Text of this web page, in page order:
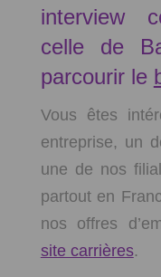
interview
celle de
parcourir le
Vous êtes
entreprise, un
une de nos
partout en
nos offres
site carrières.